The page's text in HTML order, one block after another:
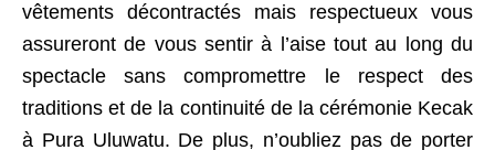
vêtements décontractés mais respectueux vous
assureront de vous sentir à l’aise tout au long du
spectacle sans compromettre le respect des
traditions et de la continuité de la cérémonie Kecak
à Pura Uluwatu. De plus, n’oubliez pas de porter